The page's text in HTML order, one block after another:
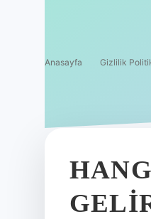
Anasayfa Gizlilik